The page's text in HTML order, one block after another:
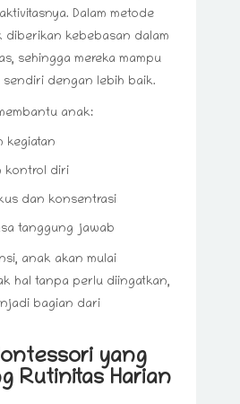
Dalam metode
diberikan kebebasan dalam
sehingga mereka mampu
dengan lebih baik.
anak:
kegiatan
kontrol diri
dan konsentrasi
tanggung jawab
anak akan mulai
hal tanpa perlu diingatkan,
bagian dari
yang
Rutinitas Harian